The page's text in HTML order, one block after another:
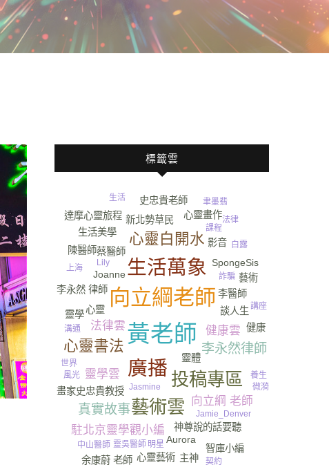
標籤雲
黃老師
向立綱老師
廣播
生活萬象
投稿專區
藝術雲
心靈白開水
心靈書法 李永然律師
真實故事
健康雲
駐北京靈學觀小編
靈學雲
向立綱 老師
法律雲
心靈
李醫師
靈體
畫家史忠貴教授
Joanne
新北勢草民
神尊說的話要聽
靈學
蔡醫師
心靈畫作
SpongeSis
主神
李永然 律師
影音
談人生
史忠貴老師
生活美學
Aurora
健康
陳醫師
余康蔚 老師
藝術
智庫小編
心靈藝術
達摩心靈旅程
養生
上海
Lily
白露
聿墨翡
講座
風光
生活
法律
吳醫師
課程
Jamie_Denver
世界
中山醫師 明星
微漪
詐騙
靈
契約
溝通
Jasmine